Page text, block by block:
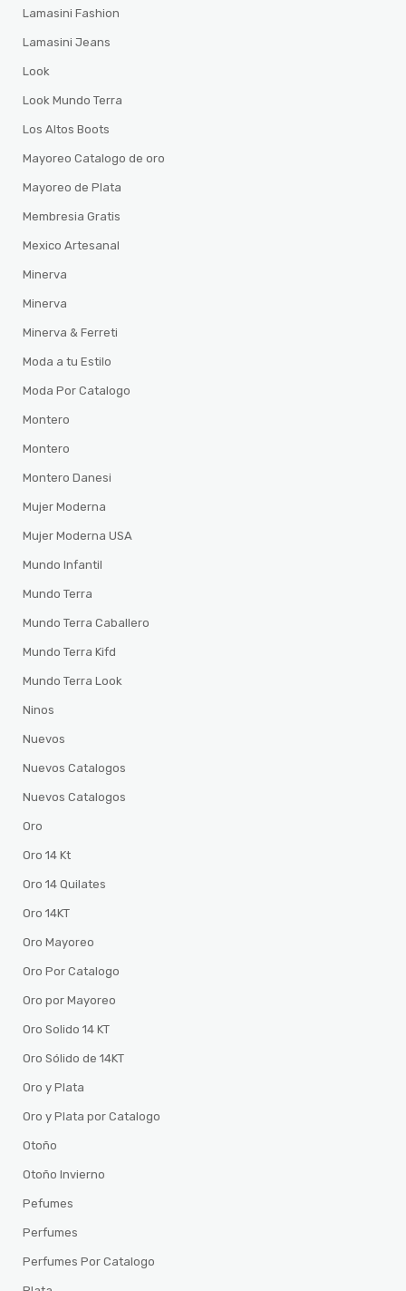
Lamasini Fashion
Lamasini Jeans
Look
Look Mundo Terra
Los Altos Boots
Mayoreo Catalogo de oro
Mayoreo de Plata
Membresia Gratis
Mexico Artesanal
Minerva
Minerva
Minerva & Ferreti
Moda a tu Estilo
Moda Por Catalogo
Montero
Montero
Montero Danesi
Mujer Moderna
Mujer Moderna USA
Mundo Infantil
Mundo Terra
Mundo Terra Caballero
Mundo Terra Kifd
Mundo Terra Look
Ninos
Nuevos
Nuevos Catalogos
Nuevos Catalogos
Oro
Oro 14 Kt
Oro 14 Quilates
Oro 14KT
Oro Mayoreo
Oro Por Catalogo
Oro por Mayoreo
Oro Solido 14 KT
Oro Sólido de 14KT
Oro y Plata
Oro y Plata por Catalogo
Otoño
Otoño Invierno
Pefumes
Perfumes
Perfumes Por Catalogo